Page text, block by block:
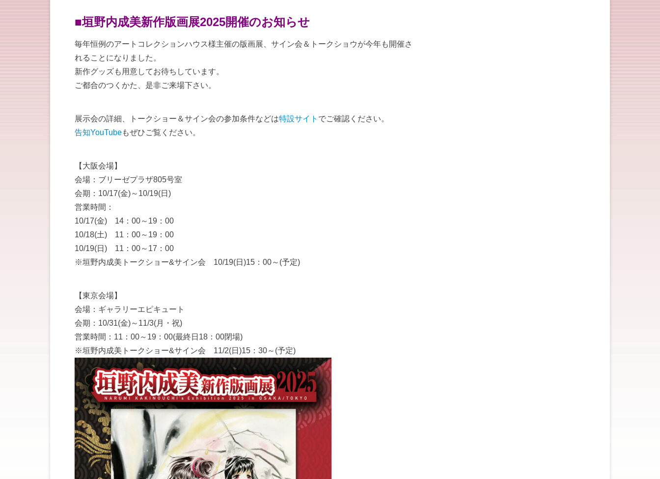
■垣野内成美新作版画展2025開催のお知らせ
毎年恒例のアートコレクションハウス様主催の版画展、サイン会＆トークショウが今年も開催さ
れることになりました。
新作グッズも用意してお待ちしています。
ご都合のつくかた、是非ご来場下さい。
展示会の詳細、トークショー＆サイン会の参加条件などは特設サイト でご確認ください。
告知YouTubeもぜひご覧ください。
【大阪会場】
会場：ブリーゼプラザ805号室
会期：10/17(金)～10/19(日)
営業時間：
10/17(金) 14：00～19：00
10/18(土) 11：00～19：00
10/19(日) 11：00～17：00
※垣野内成美トークショー&サイン会 10/19(日)15：00～(予定)
【東京会場】
会場：ギャラリーエピキュート
会期：10/31(金)～11/3(月・祝)
営業時間：11：00～19：00(最終日18：00閉場)
※垣野内成美トークショー&サイン会 11/2(日)15：30～(予定)